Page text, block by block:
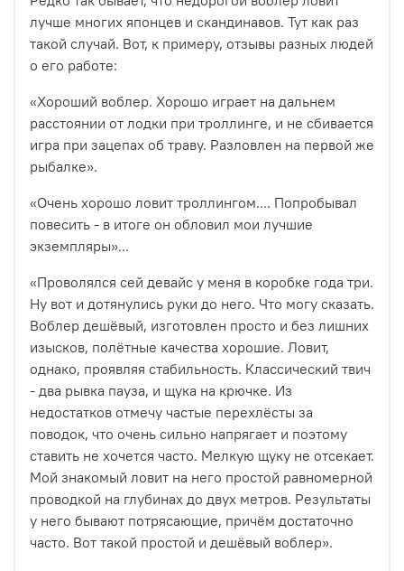
лучше многих японцев и скандинавов. Тут как раз
такой случай. Вот, к примеру, отзывы разных людей
о его работе:
«Хороший воблер. Хорошо играет на дальнем
расстоянии от лодки при троллинге, и не сбивается
игра при зацепах об траву. Разловлен на первой же
рыбалке».
«Очень хорошо ловит троллингом.... Попробывал
повесить - в итоге он обловил мои лучшие
экземпляры»...
«Проволялся сей девайс у меня в коробке года три.
Ну вот и дотянулись руки до него. Что могу сказать.
Воблер дешёвый, изготовлен просто и без лишних
изысков, полётные качества хорошие. Ловит,
однако, проявляя стабильность. Классический твич
- два рывка пауза, и щука на крючке. Из
недостатков отмечу частые перехлёсты за
поводок, что очень сильно напрягает и поэтому
ставить не хочется часто. Мелкую щуку не отсекает.
Мой знакомый ловит на него простой равномерной
проводкой на глубинах до двух метров. Результаты
у него бывают потрясающие, причём достаточно
часто. Вот такой простой и дешёвый воблер».